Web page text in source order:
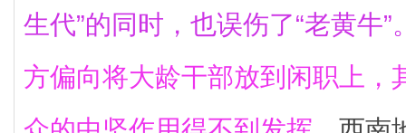
生代”的同时，也误伤了“老黄牛”
方偏向将大龄干部放到闲职上，